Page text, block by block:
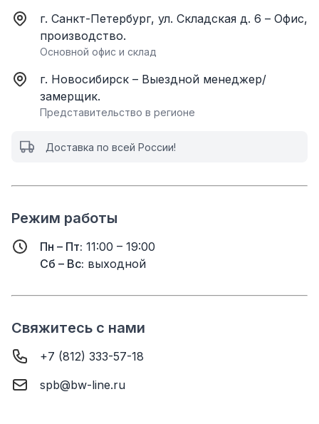
г. Санкт-Петербург, ул. Складская д. 6 – Офис,
производство.
Основной офис и склад
г. Новосибирск – Выездной менеджер/
замерщик.
Представительство в регионе
Доставка по всей России!
Режим работы
Пн – Пт: 11:00 – 19:00
Сб – Вс: выходной
Свяжитесь с нами
+7 (812) 333-57-18
spb@bw-line.ru